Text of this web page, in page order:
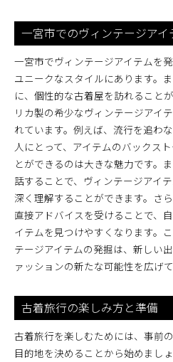
一宮市でのヴィンテージアイ
一宮市でヴィンテージアイテムを
ユニークなスタイルにあります。
に、個性的な古着屋を訪れること
リカ製の希少なヴィンテージアイ
れています。例えば、流行を追わ
人にとって、アイテムのバックス
とができるのは大きな魅力です。
話することで、ヴィンテージアイ
深く理解することができます。さ
直接アドバイスを受けることで、
イテムを見つけやすくなります。
テージアイテムの発掘は、新しい
ァッションの新たな可能性を広げて
古着旅行の楽しみ方と準備
古着旅行を楽しむためには、事前
目的地を決めることから始めまし